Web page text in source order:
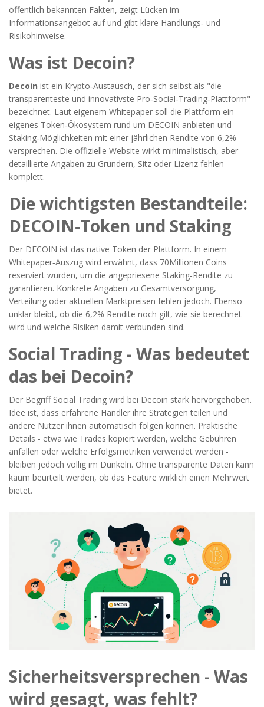
öffentlich bekannten Fakten, zeigt Lücken im
Informationsangebot auf und gibt klare Handlungs‑ und
Risikohinweise.
Was ist Decoin?
Decoin ist ein Krypto‑Austausch, der sich selbst als "die
transparenteste und innovativste Pro‑Social‑Trading‑Plattform"
bezeichnet. Laut eigenem Whitepaper soll die Plattform ein
eigenes Token‑Ökosystem rund um DECOIN anbieten und
Staking‑Möglichkeiten mit einer jährlichen Rendite von 6,2%
versprechen. Die offizielle Website wirkt minimalistisch, aber
detaillierte Angaben zu Gründern, Sitz oder Lizenz fehlen
komplett.
Die wichtigsten Bestandteile:
DECOIN‑Token und Staking
Der DECOIN ist das native Token der Plattform. In einem
Whitepaper‑Auszug wird erwähnt, dass 70Millionen Coins
reserviert wurden, um die angepriesene Staking‑Rendite zu
garantieren. Konkrete Angaben zu Gesamtversorgung,
Verteilung oder aktuellen Marktpreisen fehlen jedoch. Ebenso
unklar bleibt, ob die 6,2% Rendite noch gilt, wie sie berechnet
wird und welche Risiken damit verbunden sind.
Social Trading - Was bedeutet
das bei Decoin?
Der Begriff Social Trading wird bei Decoin stark hervorgehoben.
Idee ist, dass erfahrene Händler ihre Strategien teilen und
andere Nutzer ihnen automatisch folgen können. Praktische
Details - etwa wie Trades kopiert werden, welche Gebühren
anfallen oder welche Erfolgsmetriken verwendet werden -
bleiben jedoch völlig im Dunkeln. Ohne transparente Daten kann
kaum beurteilt werden, ob das Feature wirklich einen Mehrwert
bietet.
Sicherheitsversprechen - Was
wird gesagt, was fehlt?